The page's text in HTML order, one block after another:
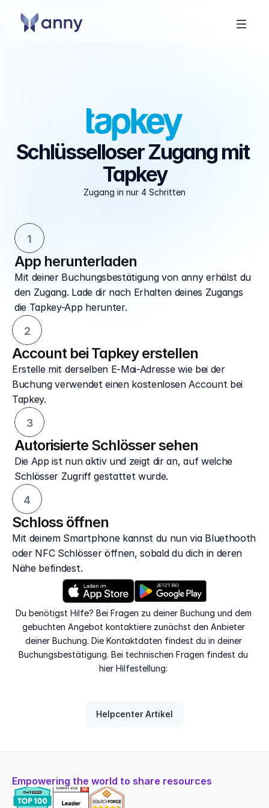
Schlüsselloser Zugang mit
Tapkey
Zugang in nur 4 Schritten
1
App herunterladen
Mit deiner Buchungsbestätigung von anny erhälst du
den Zugang. Lade dir nach Erhalten deines Zugangs
die Tapkey-App herunter.
2
Account bei Tapkey erstellen
Erstelle mit derselben E-Mai-Adresse wie bei der
Buchung verwendet einen kostenlosen Account bei
Tapkey.
3
Autorisierte Schlösser sehen
Die App ist nun aktiv und zeigt dir an, auf welche
Schlösser Zugriff gestattet wurde.
4
Schloss öffnen
Mit deinem Smartphone kannst du nun via Bluethooth
oder NFC Schlösser öffnen, sobald du dich in deren
Nähe befindest.
Du benötigst Hilfe? Bei Fragen zu deiner Buchung und dem
gebuchten Angebot kontaktiere zunächst den Anbieter
deiner Buchung. Die Kontaktdaten findest du in deiner
Buchungsbestätigung. Bei technischen Fragen findest du
hier Hilfestellung:
Helpcenter Artikel
Empowering the world to share resources